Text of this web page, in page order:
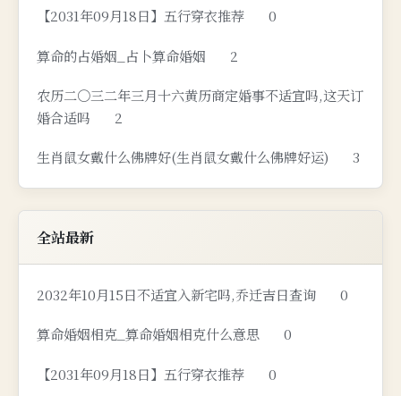
【2031年09月18日】五行穿衣推荐 0
算命的占婚姻_占卜算命婚姻 2
农历二〇三二年三月十六黄历商定婚事不适宜吗,这天订
婚合适吗
2
生肖鼠女戴什么佛牌好(生肖鼠女戴什么佛牌好运) 3
全站最新
2032年10月15日不适宜入新宅吗,乔迁吉日查询 0
算命婚姻相克_算命婚姻相克什么意思 0
【2031年09月18日】五行穿衣推荐 0